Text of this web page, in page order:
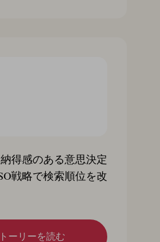
得感のある意思決定
戦略で検索順位を改
ーリーを読む